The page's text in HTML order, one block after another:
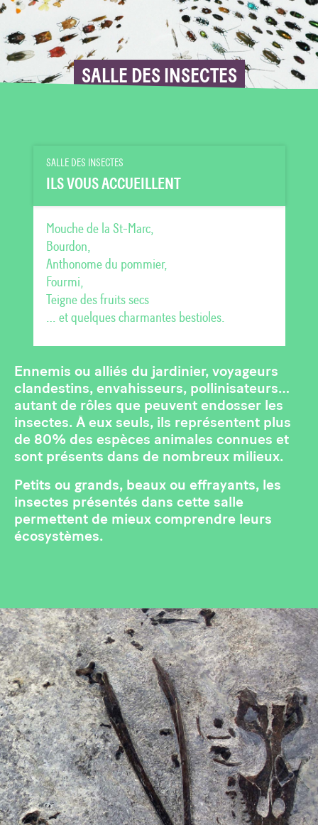
SALLE DES INSECTES
SALLE DES INSECTES
ILS VOUS ACCUEILLENT
Mouche de la St-Marc,
Bourdon,
Anthonome du pommier,
Fourmi,
Teigne des fruits secs
… et quelques charmantes bestioles.
Ennemis ou alliés du jardinier, voyageurs
clandestins, envahisseurs, pollinisateurs…
autant de rôles que peuvent endosser les
insectes. À eux seuls, ils représentent plus
de 80% des espèces animales connues et
sont présents dans de nombreux milieux.
Petits ou grands, beaux ou effrayants, les
insectes présentés dans cette salle
permettent de mieux comprendre leurs
écosystèmes.